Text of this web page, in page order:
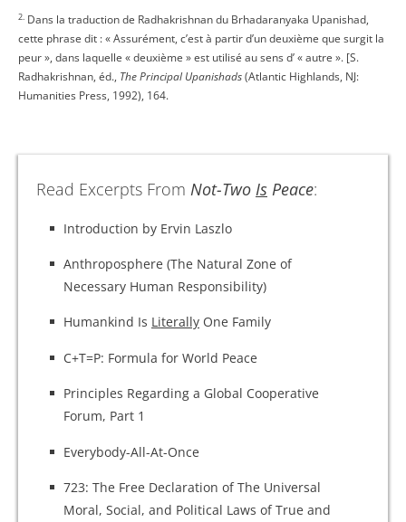
2. Dans la traduction de Radhakrishnan du Brhadaranyaka Upanishad,
cette phrase dit : « Assurément, c’est à partir d’un deuxième que surgit la
peur », dans laquelle « deuxième » est utilisé au sens d’ « autre ». [S.
Radhakrishnan, éd., The Principal Upanishads(Atlantic Highlands, NJ:
Humanities Press, 1992), 164.
Read Excerpts From Not-Two Is Peace:
Introduction by Ervin Laszlo
Anthroposphere (The Natural Zone of
Necessary Human Responsibility)
Humankind Is Literally One Family
C+T=P: Formula for World Peace
Principles Regarding a Global Cooperative
Forum, Part 1
Everybody-All-At-Once
723: The Free Declaration of The Universal
Moral, Social, and Political Laws of True and